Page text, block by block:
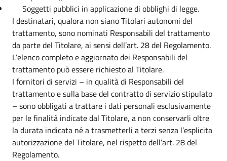
Soggetti pubblici in applicazione di obblighi di legge.
I destinatari, qualora non siano Titolari autonomi del
trattamento, sono nominati Responsabili del trattamento
da parte del Titolare, ai sensi dell’art. 28 del Regolamento.
L’elenco completo e aggiornato dei Responsabili del
trattamento può essere richiesto al Titolare.
I fornitori di servizi – in qualità di Responsabili del
trattamento e sulla base del contratto di servizio stipulato
– sono obbligati a trattare i dati personali esclusivamente
per le finalità indicate dal Titolare, a non conservarli oltre
la durata indicata né a trasmetterli a terzi senza l’esplicita
autorizzazione del Titolare, nel rispetto dell’art. 28 del
Regolamento.